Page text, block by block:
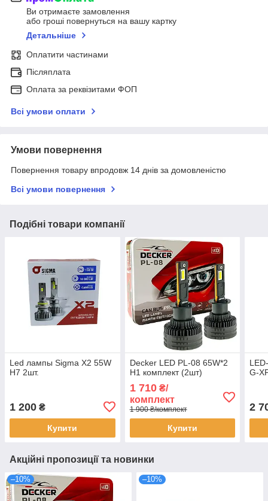
Ви отримаєте замовлення
або гроші повернуться на вашу картку
Детальніше
Оплатити частинами
Післяплата
Оплата за реквізитами ФОП
Всі умови оплати
Умови повернення
Повернення товару впродовж 14 днів за домовленістю
Всі умови повернення
Подібні товари компанії
Led лампы Sigma X2 55W
H7 2шт.
1 200 ₴
Купити
Decker LED PL-08 65W*2
H1 комплект (2шт)
1 710₴/
комплект
1 900 ₴/комплект
Купити
G-
2
Акційні пропозиції та новинки
–10% –10%